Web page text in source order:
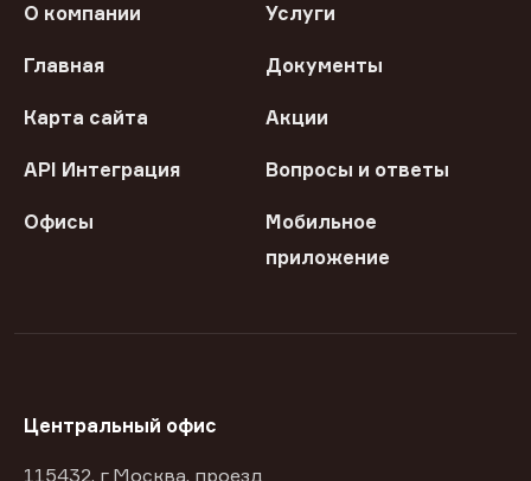
О компании Услуги
Главная Документы
Карта сайта Акции
API Интеграция Вопросы и ответы
Офисы
Мобильное
приложение
Центральный офис
115432, г Москва, проезд